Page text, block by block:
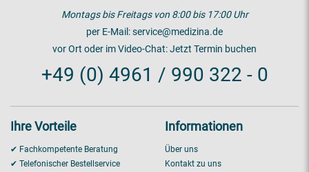
Montags bis Freitags von 8:00 bis 17:00 Uhr
per E-Mail:service@medizina.de
vor Ort oder im Video-Chat:Jetzt Termin buchen
+49 (0) 4961 / 990 322 - 0
Ihre Vorteile
✔ Fachkompetente Beratung
✔ Telefonischer Bestellservice
Informationen
Über uns
Kontakt zu uns